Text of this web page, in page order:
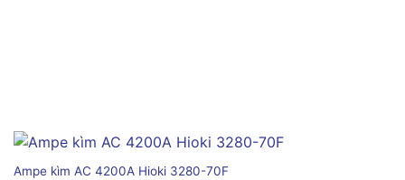
Ampe kìm AC 4200A Hioki 3280-70F